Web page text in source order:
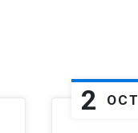
2 OCT